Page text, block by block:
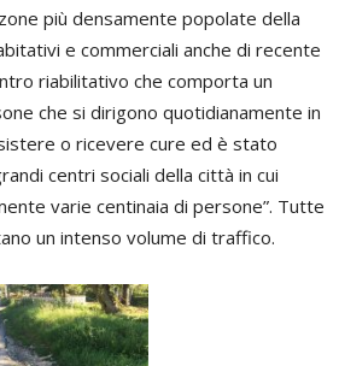
più densamente popolate della
e commerciali anche di recente
riabilitativo che comporta un
che si dirigono quotidianamente in
o ricevere cure ed è stato
centri sociali della città in cui
varie centinaia di persone”. Tutte
un intenso volume di traffico.